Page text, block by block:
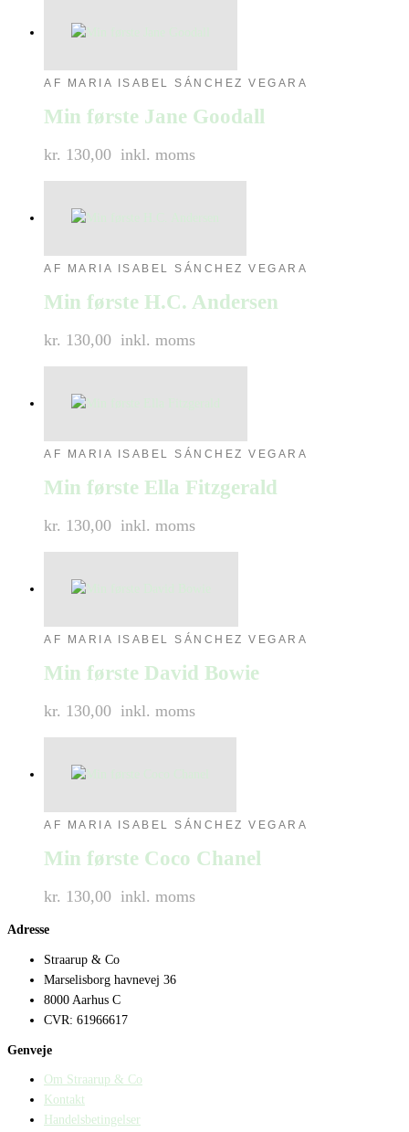
AF MARIA ISABEL SÁNCHEZ VEGARA
Min første Jane Goodall
kr. 130,00 inkl. moms
AF MARIA ISABEL SÁNCHEZ VEGARA
Min første H.C. Andersen
kr. 130,00 inkl. moms
AF MARIA ISABEL SÁNCHEZ VEGARA
Min første Ella Fitzgerald
kr. 130,00 inkl. moms
AF MARIA ISABEL SÁNCHEZ VEGARA
Min første David Bowie
kr. 130,00 inkl. moms
AF MARIA ISABEL SÁNCHEZ VEGARA
Min første Coco Chanel
kr. 130,00 inkl. moms
Adresse
Straarup & Co
Marselisborg havnevej 36
8000 Aarhus C
CVR: 61966617
Genveje
Om Straarup & Co
Kontakt
Handelsbetingelser